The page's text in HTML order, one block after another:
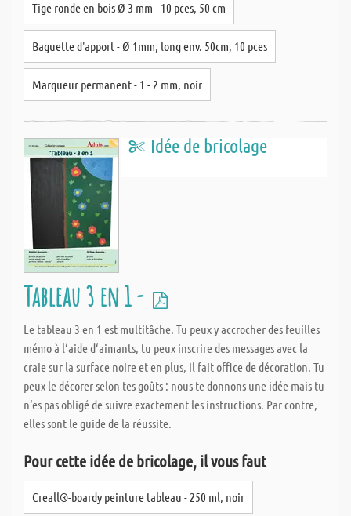
Tige ronde en bois Ø 3 mm - 10 pces, 50 cm
Baguette d'apport - Ø 1mm, long env. 50cm, 10 pces
Marqueur permanent - 1 - 2 mm, noir
Idée de bricolage
Tableau 3 en 1 -
Le tableau 3 en 1 est multitâche. Tu peux y accrocher des feuilles
mémo à l‘aide d‘aimants, tu peux inscrire des messages avec la
craie sur la surface noire et en plus, il fait office de décoration. Tu
peux le décorer selon tes goûts : nous te donnons une idée mais tu
n‘es pas obligé de suivre exactement les instructions. Par contre,
elles sont le guide de la réussite.
Pour cette idée de bricolage, il vous faut
Creall®-boardy peinture tableau - 250 ml, noir